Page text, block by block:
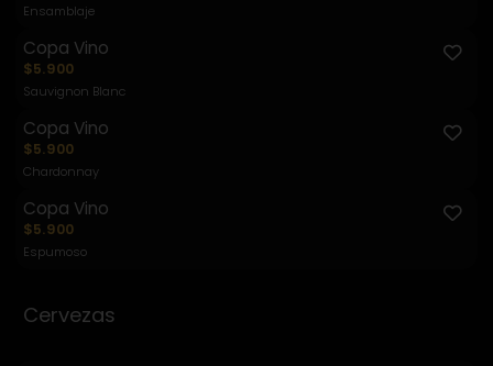
Ensamblaje
Copa Vino
$5.900
Sauvignon Blanc
Copa Vino
$5.900
Chardonnay
Copa Vino
$5.900
Espumoso
Cervezas